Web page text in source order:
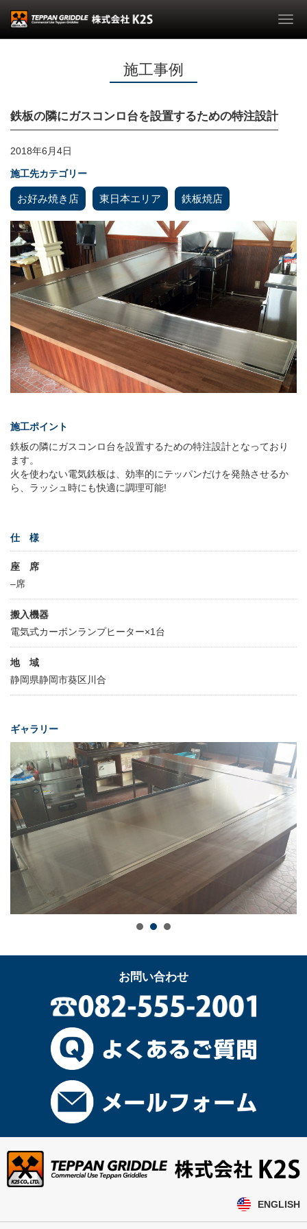
施工事例
鉄板の隣にガスコンロ台を設置するための特注設計
2018年6月4日
施工先カテゴリー
お好み焼き店 東日本エリア 鉄板焼店
施工ポイント
鉄板の隣にガスコンロ台を設置するための特注設計となっており
ます。
火を使わない電気鉄板は、効率的にテッパンだけを発熱させるか
ら、ラッシュ時にも快適に調理可能!
仕 様
座 席
–席
搬入機器
電気式カーボンランプヒーター×1台
地 域
静岡県静岡市葵区川合
ギャラリー
お問い合わせ
ENGLISH